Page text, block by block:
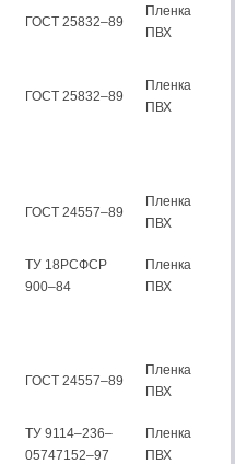
ГОСТ 25832–89
Пленка
ПВХ
ГОСТ 25832–89
Пленка
ПВХ
ГОСТ 24557–89
Пленка
ПВХ
ТУ 18РСФСР
900–84
Пленка
ПВХ
ГОСТ 24557–89
Пленка
ПВХ
ТУ 9114–236–
05747152–97
Пленка
ПВХ